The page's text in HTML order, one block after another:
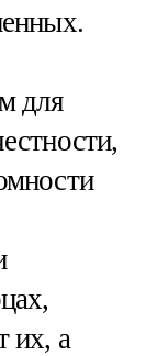
для
их, а